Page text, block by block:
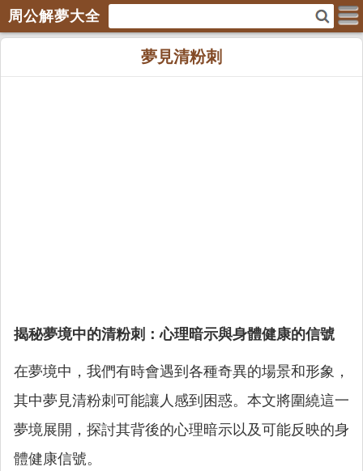
周公解夢大全
夢見清粉刺
揭秘夢境中的清粉刺：心理暗示與身體健康的信號
在夢境中，我們有時會遇到各種奇異的場景和形象，
其中夢見清粉刺可能讓人感到困惑。本文將圍繞這一
夢境展開，探討其背後的心理暗示以及可能反映的身
體健康信號。